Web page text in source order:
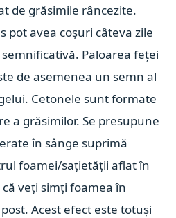
de grăsimile râncezite.
pot avea coșuri câteva zile
Paloarea feței
de asemenea un semn al
Cetonele sunt formate
a grăsimilor. Se presupune
în sânge suprimă
foamei/sațietății aflat în
veți simți foamea în
Acest efect este totuși